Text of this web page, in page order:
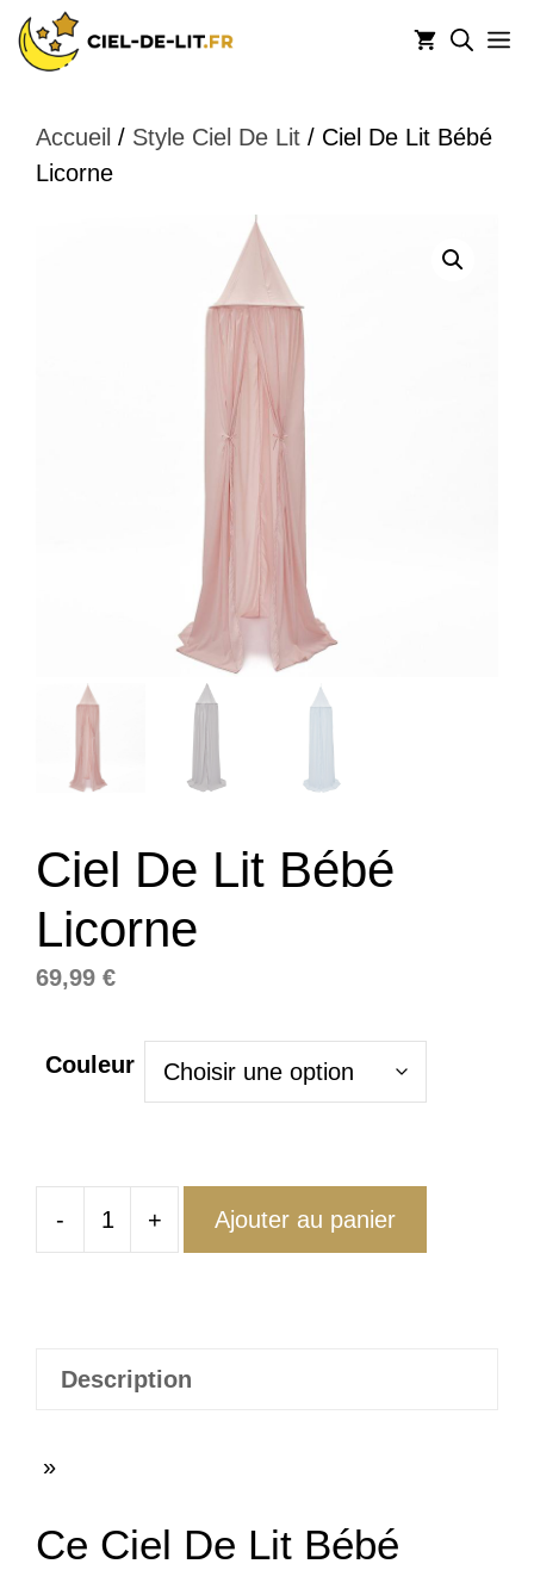
Aller
au
Accueil / Style Ciel De Lit / Ciel De Lit Bébé
Licorne
Ciel De Lit Bébé
Licorne
69,99 €
Couleur
-
quantité
Lit
+ Ajouter au panier
Description
»
Ce Ciel De Lit Bébé